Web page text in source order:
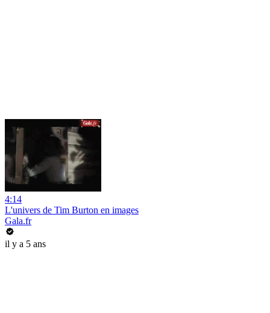
4:14
L'univers de Tim Burton en images
Gala.fr
il y a 5 ans